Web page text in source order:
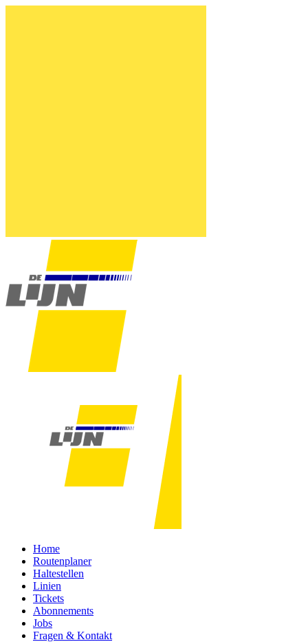
Home
Routenplaner
Haltestellen
Linien
Tickets
Abonnements
Jobs
Fragen & Kontakt